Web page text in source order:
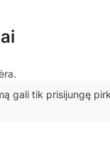
gali tik prisijungę